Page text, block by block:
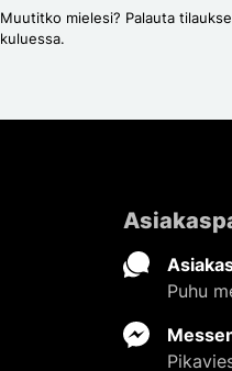
Muutitko mielesi? Palauta
kuluessa.
Puhu